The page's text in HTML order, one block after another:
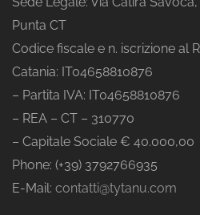
Punta CT
Codice fiscale e n. iscrizione al
Catania: IT04658810876
– Partita IVA: IT04658810876
– REA – CT – 310770
– Capitale Sociale € 40.000,00
Phone: (+39) 3792766935
E-Mail: contatti@tytanu.com